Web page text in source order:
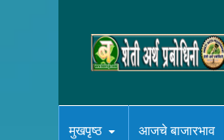
मुखपृष्ठ आजचे बाजारभाव